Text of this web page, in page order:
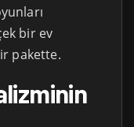
bir ev
pakette.